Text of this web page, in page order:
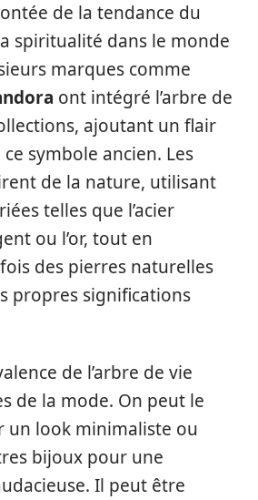
de la tendance du
spiritualité dans le monde
marques comme
ont intégré l’arbre de
ajoutant un flair
symbole ancien. Les
de la nature, utilisant
telles que l’acier
ou l’or, tout en
des pierres naturelles
propres significations
de l’arbre de vie
de la mode. On peut le
un look minimaliste ou
bijoux pour une
Il peut être